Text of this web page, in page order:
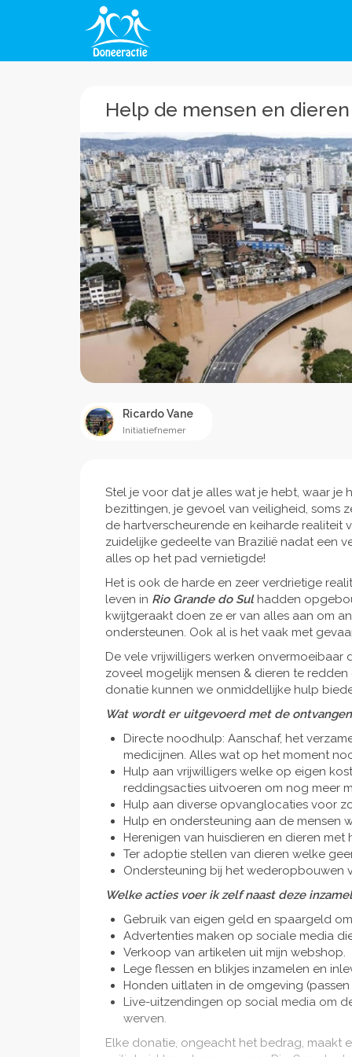
Help de mensen en
Ricardo Vane
Initiatiefnemer
Stel je voor dat je alles wat je hebt, waar je
bezittingen, je gevoel van veiligheid, soms
de hartverscheurende en keiharde realiteit
zuidelijke gedeelte van Brazilië nadat een
alles op het pad vernietigde!
Het is ook de harde en zeer verdrietige
leven in Rio Grande do Sulhadden
kwijtgeraakt doen ze er van alles aan om
ondersteunen. Ook al is het vaak met
De vele vrijwilligers werken
zoveel mogelijk mensen & dieren te
donatie kunnen we onmiddellijke hulp
Wat wordt er uitgevoerd met de
Directe noodhulp: Aanschaf, het
medicijnen. Alles wat op het moment
Hulp aan vrijwilligers welke op eigen
reddingsacties uitvoeren om nog meer
Hulp aan diverse opvanglocaties voor
Hulp en ondersteuning aan de mensen
Herenigen van huisdieren en dieren met
Ter adoptie stellen van dieren welke
Ondersteuning bij het wederopbouwen
Welke acties voer ik zelf naast deze
Gebruik van eigen geld en spaargeld
Advertenties maken op sociale media
Verkoop van artikelen uit mijn webshop.
Lege flessen en blikjes inzamelen en
Honden uitlaten in de omgeving
Live-uitzendingen op social media om
werven.
Elke donatie, ongeacht het bedrag, maakt